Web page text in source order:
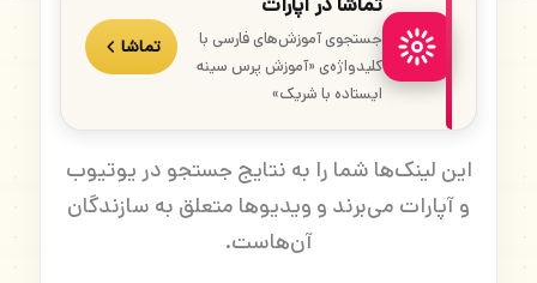
جستجوی آموزش‌های فارسی با
کلیدواژه‌ی «آموزش پرس سینه
ایستاده با شریک»
تماشا
این لینک‌ها شما را به نتایج جستجو در یوتیوب
و آپارات می‌برند و ویدیوها متعلق به سازندگان
آن‌هاست.